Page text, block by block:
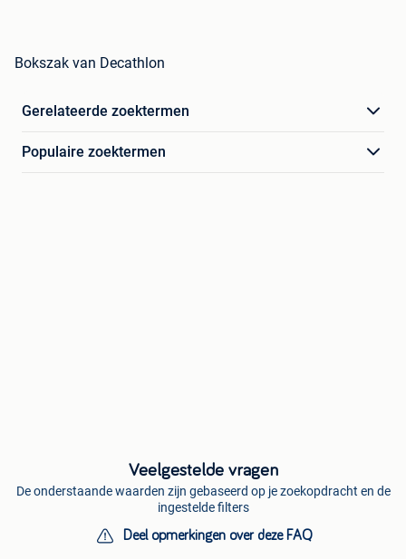
Bokszak van Decathlon
Gerelateerde zoektermen
Populaire zoektermen
Veelgestelde vragen
De onderstaande waarden zijn gebaseerd op je zoekopdracht en de
ingestelde filters
Deel opmerkingen over deze FAQ